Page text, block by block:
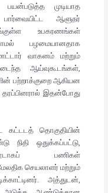
முடியாத
ஆளுநர்
உபகரணங்கள்
பழமையானதாக
வாகனம் மற்றும்
ஆய்வுகூடங்கள்,
பற்றாக்குறை ஆகியன
தரப்பினரால் இதன்போது
கட்டடத் தொகுதியின்
நிதி ஒதுக்கப்பட்டு,
பணிகள்
செயலாளர் மற்றும்
அத்துடன்,